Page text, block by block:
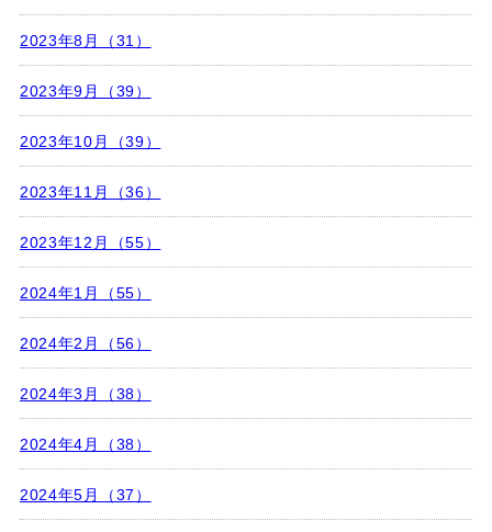
2023年8月（31）
2023年9月（39）
2023年10月（39）
2023年11月（36）
2023年12月（55）
2024年1月（55）
2024年2月（56）
2024年3月（38）
2024年4月（38）
2024年5月（37）